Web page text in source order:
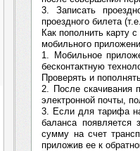
3. Записать
проездного билета
Как пополнить карту
мобильного
1. Мобильное
бесконтактную
Проверять и
2. После скачивания
электронной почты,
3. Если для тарифа
баланса
сумму на счет
приложив ее к